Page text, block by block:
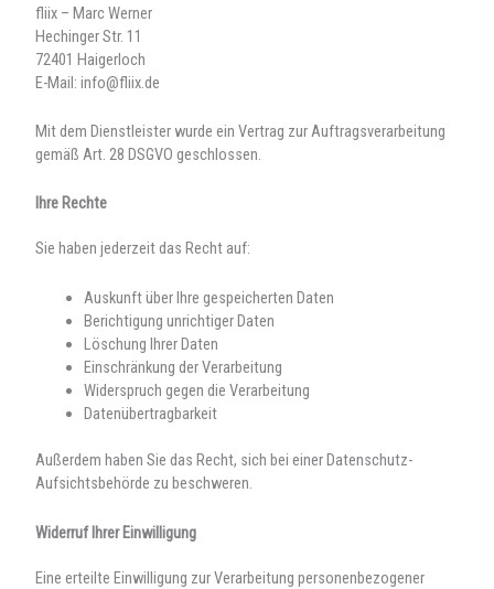
fliix – Marc Werner
Hechinger Str. 11
72401 Haigerloch
E-Mail: info@fliix.de
Mit dem Dienstleister wurde ein Vertrag zur Auftragsverarbeitung
gemäß Art. 28 DSGVO geschlossen.
Ihre Rechte
Sie haben jederzeit das Recht auf:
Auskunft über Ihre gespeicherten Daten
Berichtigung unrichtiger Daten
Löschung Ihrer Daten
Einschränkung der Verarbeitung
Widerspruch gegen die Verarbeitung
Datenübertragbarkeit
Außerdem haben Sie das Recht, sich bei einer Datenschutz-
Aufsichtsbehörde zu beschweren.
Widerruf Ihrer Einwilligung
Eine erteilte Einwilligung zur Verarbeitung personenbezogener